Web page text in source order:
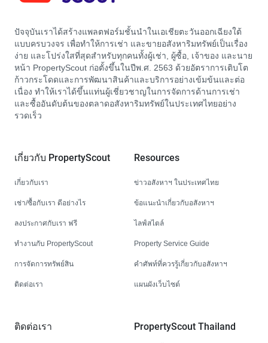
ปัจจุบันเราได้สร้างแพลตฟอร์มชั้นนำในเอเชียตะวันออกเฉียงใต้
แบบครบวงจร เพื่อทำให้การเช่า และขายอสังหาริมทรัพย์เป็นเรื่อง
ง่าย และโปร่งใสที่สุดสำหรับทุกคนทั้งผู้เช่า, ผู้ซื้อ, เจ้าของ และนาย
หน้า PropertyScout ก่อตั้งขึ้นในปีพ.ศ. 2563 ด้วยอัตราการเติบโต
ก้าวกระโดดและการพัฒนาสินค้าและบริการอย่างเข้มข้นและต่อ
เนื่อง ทำให้เราได้ขึ้นแท่นผู้เชี่ยวชาญในการจัดการด้านการเช่า
และซื้ออันดับต้นของตลาดอสังหาริมทรัพย์ในประเทศไทยอย่าง
รวดเร็ว
เกี่ยวกับ PropertyScout
เกี่ยวกับเรา
เช่า/ซื้อกับเรา ดีอย่างไร
ลงประกาศกับเรา ฟรี
ทำงานกับ PropertyScout
การจัดการทรัพย์สิน
ติดต่อเรา
Resources
ข่าวอสังหาฯ ในประเทศไทย
ข้อแนะนำเกี่ยวกับอสังหาฯ
ไลฟ์สไตล์
Property Service Guide
คำศัพท์ที่ควรรู้เกี่ยวกับอสังหาฯ
แผนผังเว็บไซต์
ติดต่อเรา PropertyScout Thailand